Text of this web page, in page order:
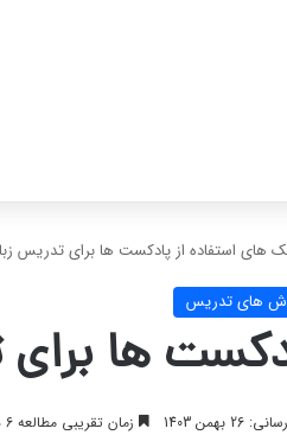
های استفاده از پادکست ها برای تدریس
های تدریس
ها
بهمن 1403 زمان تقریبی مطالعه 6 دقیقه